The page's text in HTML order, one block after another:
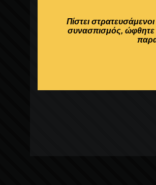
Πίστει
συνασπισμός, ώφθητε